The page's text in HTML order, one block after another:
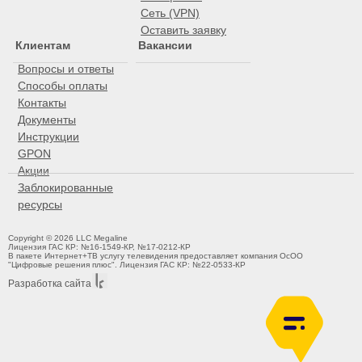
Сеть (VPN)
Оставить заявку
Клиентам
Вопросы и ответы
Способы оплаты
Контакты
Документы
Инструкции
GPON
Акции
Заблокированные
ресурсы
Вакансии
Copyright © 2026 LLC Megaline
Лицензия ГАС КР: №16-1549-КР, №17-0212-КР
В пакете Интернет+ТВ услугу телевидения предоставляет компания ОсОО
"Цифровые решения плюс". Лицензия ГАС КР: №22-0533-КР
Разработка сайта